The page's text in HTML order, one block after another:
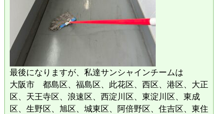
最後になりますが、私達サンシャインチームは
大阪市 都島区、福島区、此花区、西区、港区、大正
区、天王寺区、浪速区、西淀川区、東淀川区、東成
区、生野区、旭区、城東区、阿倍野区、住吉区、東住